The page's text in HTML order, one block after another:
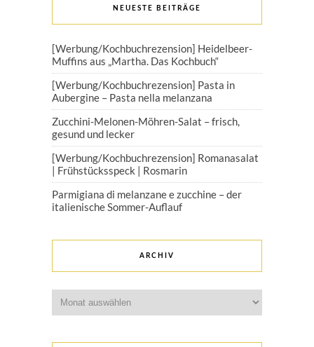
NEUESTE BEITRÄGE
[Werbung/Kochbuchrezension] Heidelbeer-
Muffins aus „Martha. Das Kochbuch“
[Werbung/Kochbuchrezension] Pasta in
Aubergine – Pasta nella melanzana
Zucchini-Melonen-Möhren-Salat – frisch,
gesund und lecker
[Werbung/Kochbuchrezension] Romanasalat
| Frühstücksspeck | Rosmarin
Parmigiana di melanzane e zucchine – der
italienische Sommer-Auflauf
ARCHIV